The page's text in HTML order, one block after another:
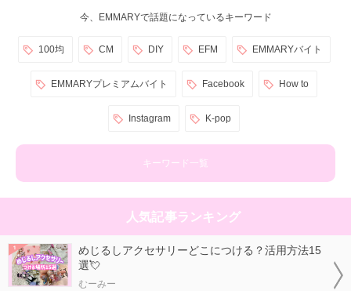
今、EMMARYで話題になっているキーワード
100均 CM DIY EFM EMMARYバイト
EMMARYプレミアムバイト Facebook How to
Instagram K-pop
キーワード一覧
人気記事ランキング
めじるしアクセサリーどこにつける？活用方法15
選💘
むーみー